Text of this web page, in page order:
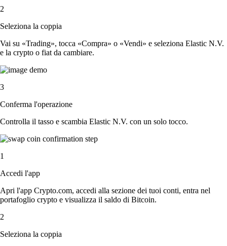
2
Seleziona la coppia
Vai su «Trading», tocca «Compra» o «Vendi» e seleziona Elastic N.V.
e la crypto o fiat da cambiare.
3
Conferma l'operazione
Controlla il tasso e scambia Elastic N.V. con un solo tocco.
1
Accedi l'app
Apri l'app Crypto.com, accedi alla sezione dei tuoi conti, entra nel
portafoglio crypto e visualizza il saldo di Bitcoin.
2
Seleziona la coppia